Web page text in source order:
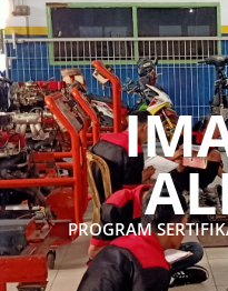
PROGRAM